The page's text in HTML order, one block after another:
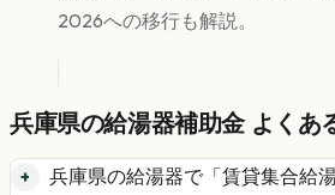
2026への移行も解説。
兵庫県の給湯器補助金 よくあ
兵庫県の給湯器で「賃貸集合給